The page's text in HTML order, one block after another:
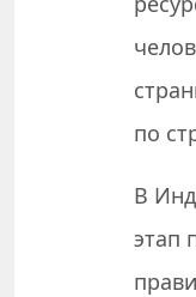
по
В
этап